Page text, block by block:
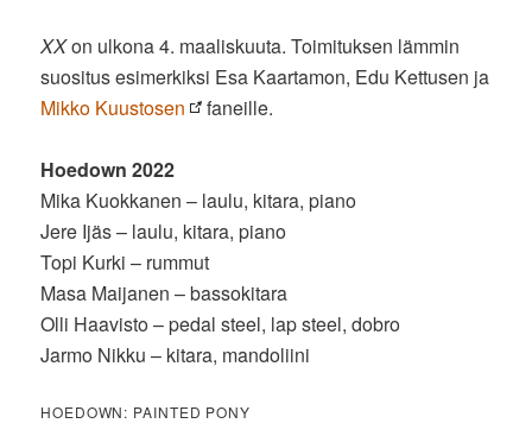
XXon ulkona 4. maaliskuuta. Toimituksen lämmin
suositus esimerkiksi Esa Kaartamon, Edu Kettusen ja
Mikko Kuustosen
faneille.
Hoedown 2022
Mika Kuokkanen – laulu, kitara, piano
Jere Ijäs – laulu, kitara, piano
Topi Kurki – rummut
Masa Maijanen – bassokitara
Olli Haavisto – pedal steel, lap steel, dobro
Jarmo Nikku – kitara, mandoliini
HOEDOWN: PAINTED PONY